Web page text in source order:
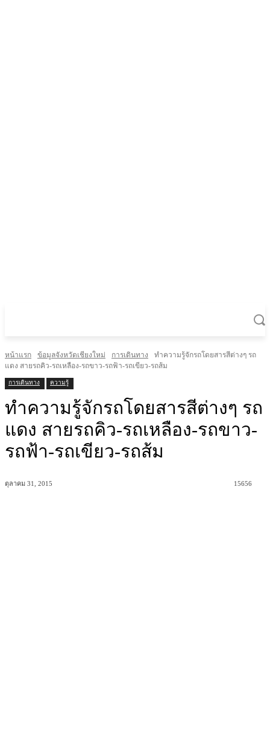
หน้าแรก ข้อมูลจังหวัดเชียงใหม่ การเดินทาง
ทำความรู้จักรถโดยสารสีต่างๆ รถ
แดง สายรถคิว-รถเหลือง-รถขาว-รถฟ้า-รถเขียว-รถส้ม
การเดินทาง ความรู้
ทำความรู้จักรถโดยสารสีต่างๆ รถ
แดง สายรถคิว-รถเหลือง-รถขาว-
รถฟ้า-รถเขียว-รถส้ม
ตุลาคม 31, 2015 15656